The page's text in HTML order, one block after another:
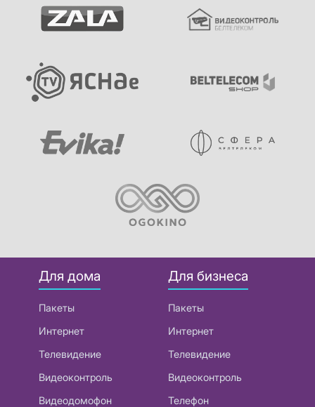
Для дома
Пакеты
Интернет
Телевидение
Видеоконтроль
Видеодомофон
Для бизнеса
Пакеты
Интернет
Телевидение
Видеоконтроль
Телефон